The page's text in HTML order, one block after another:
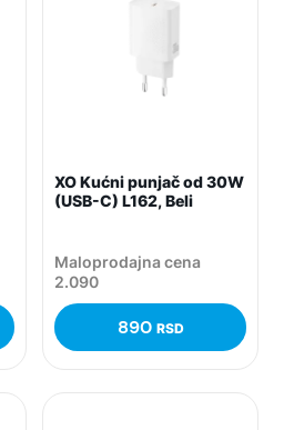
XO Kućni punjač od 30W
(USB-C) L162, Beli
Maloprodajna cena
2.090
890 RSD